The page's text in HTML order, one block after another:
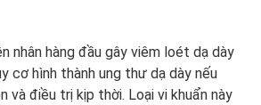
nhân hàng đầu gây viêm loét dạ dày
cơ hình thành ung thư dạ dày nếu
và điều trị kịp thời. Loại vi khuẩn này